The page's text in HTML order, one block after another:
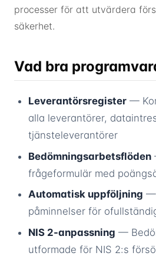
processer för att utvärdera
säkerhet.
Vad bra
Leverantörsregister —
alla leverantörer,
tjänsteleverantörer
Bedömningsarbetsflöden
frågeformulär med
Automatisk uppföljning —
påminnelser för
NIS 2-anpassning —
utformade för NIS 2:s